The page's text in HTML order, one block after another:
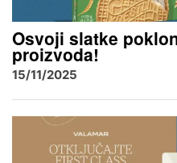
Osvoji slatke
proizvoda!
15/11/2025